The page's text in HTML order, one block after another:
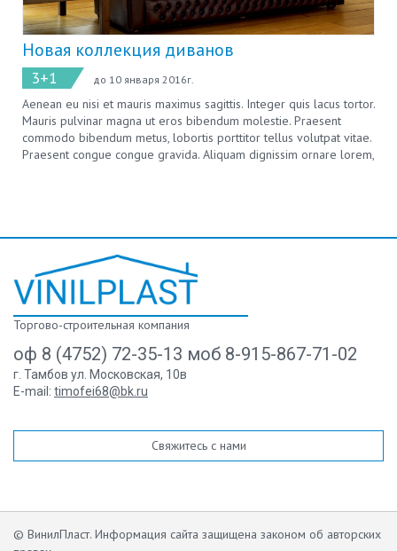
Новая коллекция диванов
3+1 до 10 января 2016г.
Aenean eu nisi et mauris maximus sagittis. Integer quis lacus tortor.
Mauris pulvinar magna ut eros bibendum molestie. Praesent
commodo bibendum metus, lobortis porttitor tellus volutpat vitae.
Praesent congue congue gravida. Aliquam dignissim ornare lorem,
Торгово-строительная компания
оф 8 (4752) 72-35-13 моб 8-915-867-71-02
г. Тамбов ул. Московская, 10в
E-mail: timofei68@bk.ru
Свяжитесь с нами
© ВинилПласт. Информация сайта защищена законом об авторских